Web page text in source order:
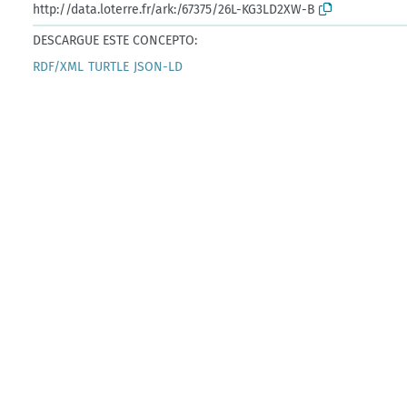
http://data.loterre.fr/ark:/67375/26L-KG3LD2XW-B
DESCARGUE ESTE CONCEPTO:
RDF/XML TURTLE JSON-LD